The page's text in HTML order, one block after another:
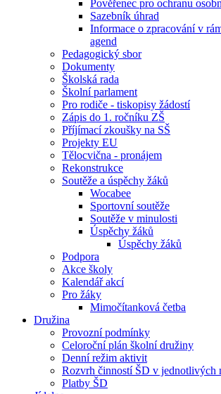
Pověřenec pro ochranu
Sazebník úhrad
Informace o zpracování v
agend
Pedagogický sbor
Dokumenty
Školská rada
Školní parlament
Pro rodiče - tiskopisy žádostí
Zápis do 1. ročníku ZŠ
Příjímací zkoušky na SŠ
Projekty EU
Tělocvična - pronájem
Rekonstrukce
Soutěže a úspěchy žáků
Wocabee
Sportovní soutěže
Soutěže v minulosti
Úspěchy žáků
Úspěchy žáků
Podpora
Akce školy
Kalendář akcí
Pro žáky
Mimočítanková četba
Družina
Provozní podmínky
Celoroční plán školní družiny
Denní režim aktivit
Rozvrh činností ŠD v jednotlivých
Platby ŠD